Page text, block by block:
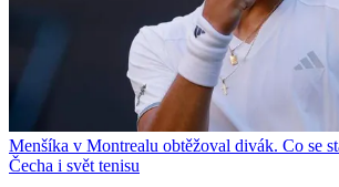
Menšíka v Montrealu obtěžoval divák. Co se
Čecha i svět tenisu